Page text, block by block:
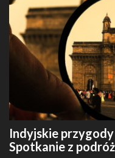
Indyjskie
Spotkanie z